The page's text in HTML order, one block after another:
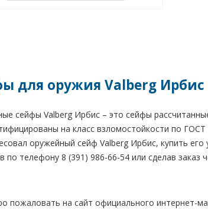
для оружия Valberg Ирбис
сейфы Valberg Ирбис – это сейфы
на класс взломостойкости по
оружейный сейф Valberg Ирбис, купить
по телефону 8 (391) 986-66-54 или сделав заказ
пожаловать на сайт официального интернет-